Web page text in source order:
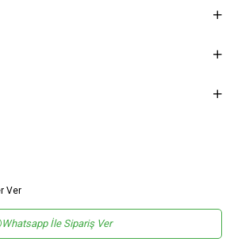
Ver
Whatsapp İle Sipariş Ver